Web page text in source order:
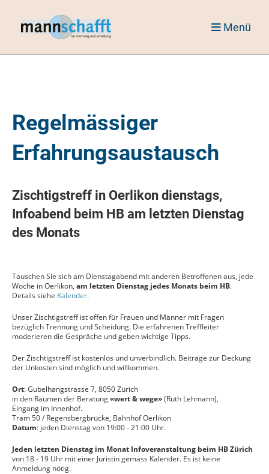
Menü
Regelmässiger
Erfahrungsaustausch
Zischtigstreff in Oerlikon dienstags,
Infoabend beim HB am letzten Dienstag
des Monats
Tauschen Sie sich am Dienstagabend mit anderen Betroffenen aus, jede
Woche in Oerlikon, am letzten Dienstag jedes Monats beim HB.
Details siehe Kalender.
Unser Zischtigstreff ist offen für Frauen und Männer mit Fragen
bezüglich Trennung und Scheidung. Die erfahrenen Treffleiter
moderieren die Gespräche und geben wichtige Tipps.
Der Zischtigstreff ist kostenlos und unverbindlich. Beiträge zur Deckung
der Unkosten sind möglich und willkommen.
Ort: Gubelhangstrasse 7, 8050 Zürich
in den Räumen der Beratung«wert & wege»(Ruth Lehmann),
Eingang im Innenhof.
Tram 50 / Regensbergbrücke, Bahnhof Oerlikon
Datum: jeden Dienstag von 19:00 - 21:00 Uhr.
Jeden letzten Dienstag im Monat Infoveranstaltung beim HB Zürich
von 18 - 19 Uhr mit einer Juristin gemäss Kalender. Es ist keine
Anmeldung nötig.